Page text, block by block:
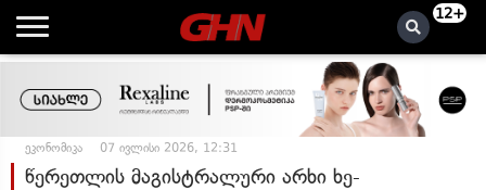
12+
ეკონომიკა 07 ივლისი 2026, 12:31
წერეთლის მაგისტრალური არხი ხე-